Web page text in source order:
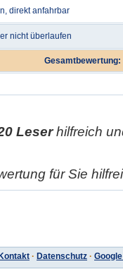
direkt anfahrbar
nicht überlaufen
Gesamtbewertung:
Leserhilfreich
für Sie
Kontakt · Datenschutz ·